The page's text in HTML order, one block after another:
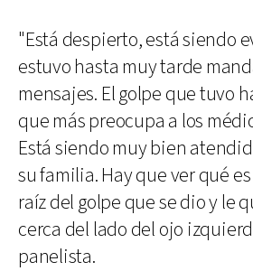
"Está despierto, está siendo
estuvo hasta muy tarde
mensajes. El golpe que tuvo
que más preocupa a los
Está siendo muy bien
su familia. Hay que ver qué
raíz del golpe que se dio y le
cerca del lado del ojo
panelista.